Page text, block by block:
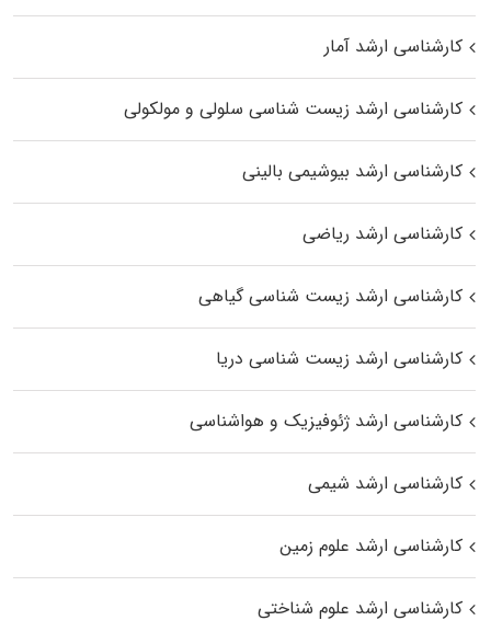
کارشناسی ارشد آمار
کارشناسی ارشد زیست شناسی سلولی و مولکولی
کارشناسی ارشد بیوشیمی بالینی
کارشناسی ارشد ریاضی
کارشناسی ارشد زیست‌ شناسی گیاهی
کارشناسی ارشد زیست‌ شناسی دریا
کارشناسی ارشد ژئوفیزیک و هواشناسی
کارشناسی ارشد شیمی
کارشناسی ارشد علوم زمین
کارشناسی ارشد علوم شناختی